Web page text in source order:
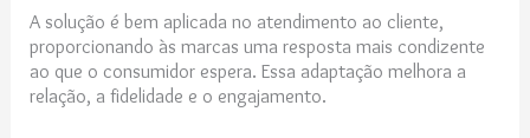
A solução é bem aplicada no atendimento ao cliente,
proporcionando às marcas uma resposta mais condizente
ao que o consumidor espera. Essa adaptação melhora a
relação, a fidelidade e o engajamento.